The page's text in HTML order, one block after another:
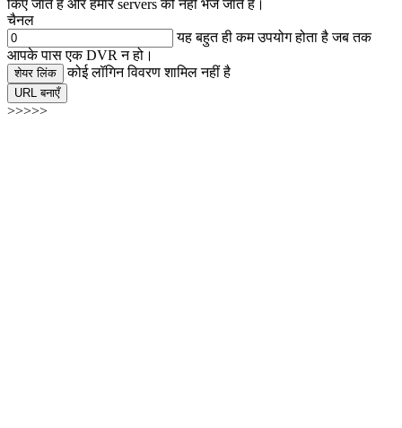
किए जाते हैं और हमारे servers को नहीं भेजे जाते हैं।
चैनल
यह बहुत ही कम उपयोग होता है जब तक
आपके पास एक DVR न हो।
शेयर लिंक कोई लॉगिन विवरण शामिल नहीं है
URL बनाएँ
>>>>>